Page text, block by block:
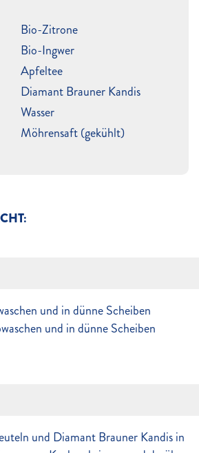
und in dünne Scheiben
und in dünne Scheiben
und Diamant Brauner Kandis in
Bio-Zitrone
Bio-Ingwer
Apfeltee
Diamant Brauner Kandis
Wasser
Möhrensaft (gekühlt)